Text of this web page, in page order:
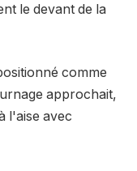
le devant de la
comme
approchait,
l'aise avec